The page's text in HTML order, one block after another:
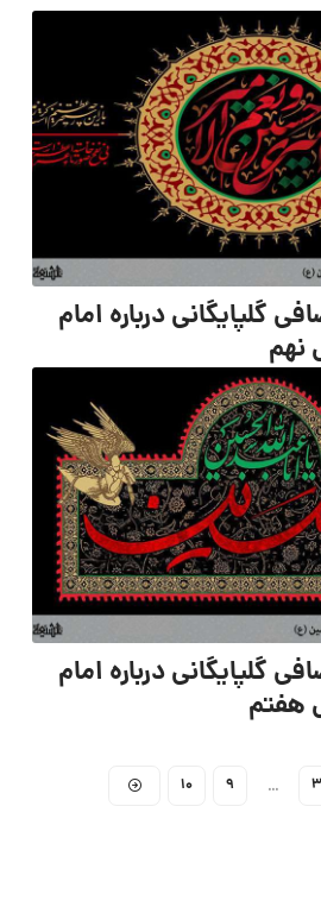
گلپایگانی درباره امام
گلپایگانی درباره امام
3
…
9
10